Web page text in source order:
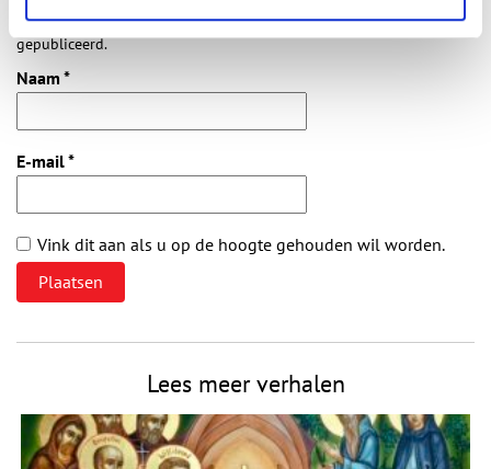
Vereiste velden zijn gemarkeerd met *. Het e-mailadres wordt niet
gepubliceerd.
Naam *
E-mail*
Vink dit aan als u op de hoogte gehouden wil worden.
Lees meer verhalen